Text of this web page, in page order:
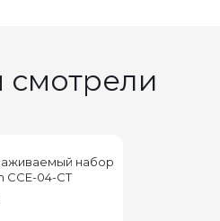
смотрели
набор
CCE-04-CT